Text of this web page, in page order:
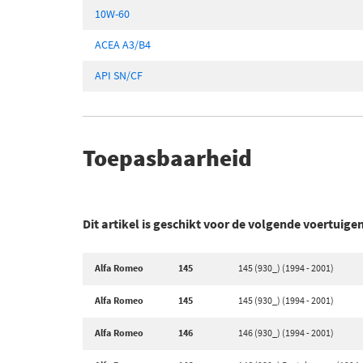
10W-60
ACEA A3/B4
API SN/CF
Toepasbaarheid
Dit artikel is geschikt voor de volgende
Alfa Romeo 145 145 (930_) (1994 - 2001)
Alfa Romeo 145 145 (930_) (1994 - 2001)
Alfa Romeo 146 146 (930_) (1994 - 2001)